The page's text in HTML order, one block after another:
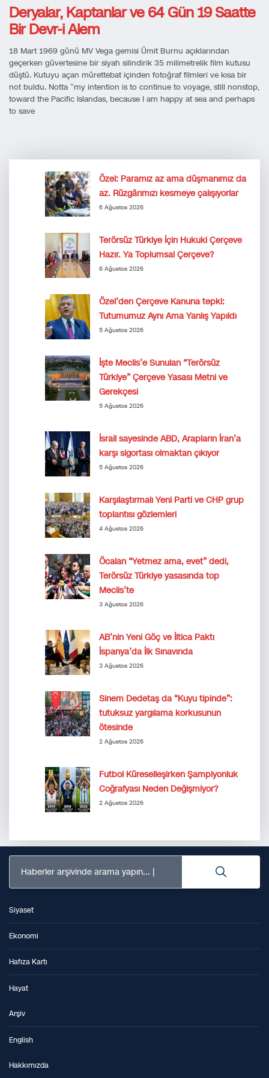
Deryalar, Kaptanlar ve 64 Gün 19 Saatte
Bir Devr-i Alem
18 Mart 1969 günü MV Vega gemisi Ümit Burnu açıklarından
geçerken güvertesine bir siyah silindirik 35 milimetrelik film kutusu
düştü. Kutuyu açan mürettebat içinden fotoğraf filmleri ve kısa bir
not buldu. Notta “my intention is to continue to voyage, still nonstop,
toward the Pacific Islandas, because I am happy at sea and perhaps
to save
Özel: Paramız az ama düşmanımız da
az. Rüzgârımızı kesmeye çalışıyorlar
6 Ağustos 2026
Terörsüz Türkiye İçin Hukuki Çerçeve
Hazır. Ya Toplumsal Çerçeve?
6 Ağustos 2026
Özel’den Çerçeve Kanuna tepki:
Tutumumuz Aynı Ama Yanlış Yapıldı
5 Ağustos 2026
İşte Meclis’e Sunulan “Terörsüz
Türkiye” Çerçeve Yasası Metni ve
Gerekçesi
5 Ağustos 2026
İsrail sayesinde ABD, Arapların İran’a
karşı sigortası olmaktan çıkıyor
5 Ağustos 2026
Karşılaştırmalı Yeni Parti ve CHP grup
toplantısı gözlemleri
4 Ağustos 2026
Öcalan “Yetmez ama, evet” dedi,
Terörsüz Türkiye yasasında top
Meclis’te
3 Ağustos 2026
AB’nin Yeni Göç ve İltica Paktı
İspanya’da İlk Sınavında
3 Ağustos 2026
Sinem Dedetaş da “Kuyu tipinde”:
tutuksuz yargılama korkusunun
ötesinde
2 Ağustos 2026
Futbol Küreselleşirken Şampiyonluk
Coğrafyası Neden Değişmiyor?
2 Ağustos 2026
Haberler arşivinde arama yapın...
Siyaset
Ekonomi
Hafıza Kartı
Hayat
Arşiv
English
Hakkımızda